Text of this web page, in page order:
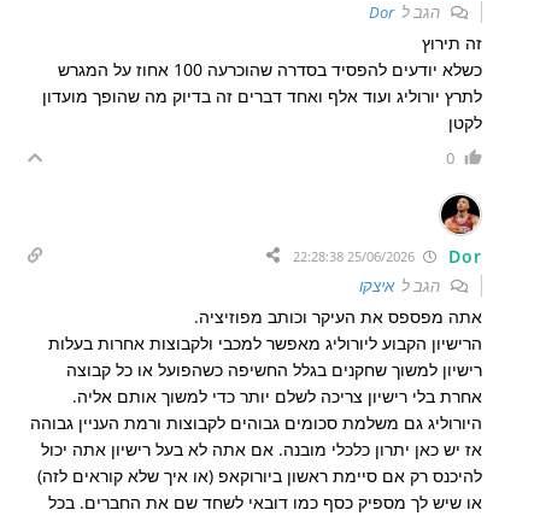
הגב לDor
זה תירוץ
כשלא יודעים להפסיד בסדרה שהוכרעה 100 אחוז על המגרש
לתרץ יורוליג ועוד אלף ואחד דברים זה בדיוק מה שהופך מועדון
לקטן
0
Dor
הגב לאיצקו
אתה מפספס את העיקר וכותב מפוזיציה.
הרישיון הקבוע ליורוליג מאפשר למכבי ולקבוצות אחרות בעלות
רישיון למשוך שחקנים בגלל החשיפה כשהפועל או כל קבוצה
אחרת בלי רישיון צריכה לשלם יותר כדי למשוך אותם אליה.
היורוליג גם משלמת סכומים גבוהים לקבוצות ורמת העניין גבוהה
אז יש כאן יתרון כלכלי מובנה. אם אתה לא בעל רישיון אתה יכול
להיכנס רק אם סיימת ראשון ביורוקאפ (או איך שלא קוראים לזה)
או שיש לך מספיק כסף כמו דובאי לשחד שם את החברים. בכל